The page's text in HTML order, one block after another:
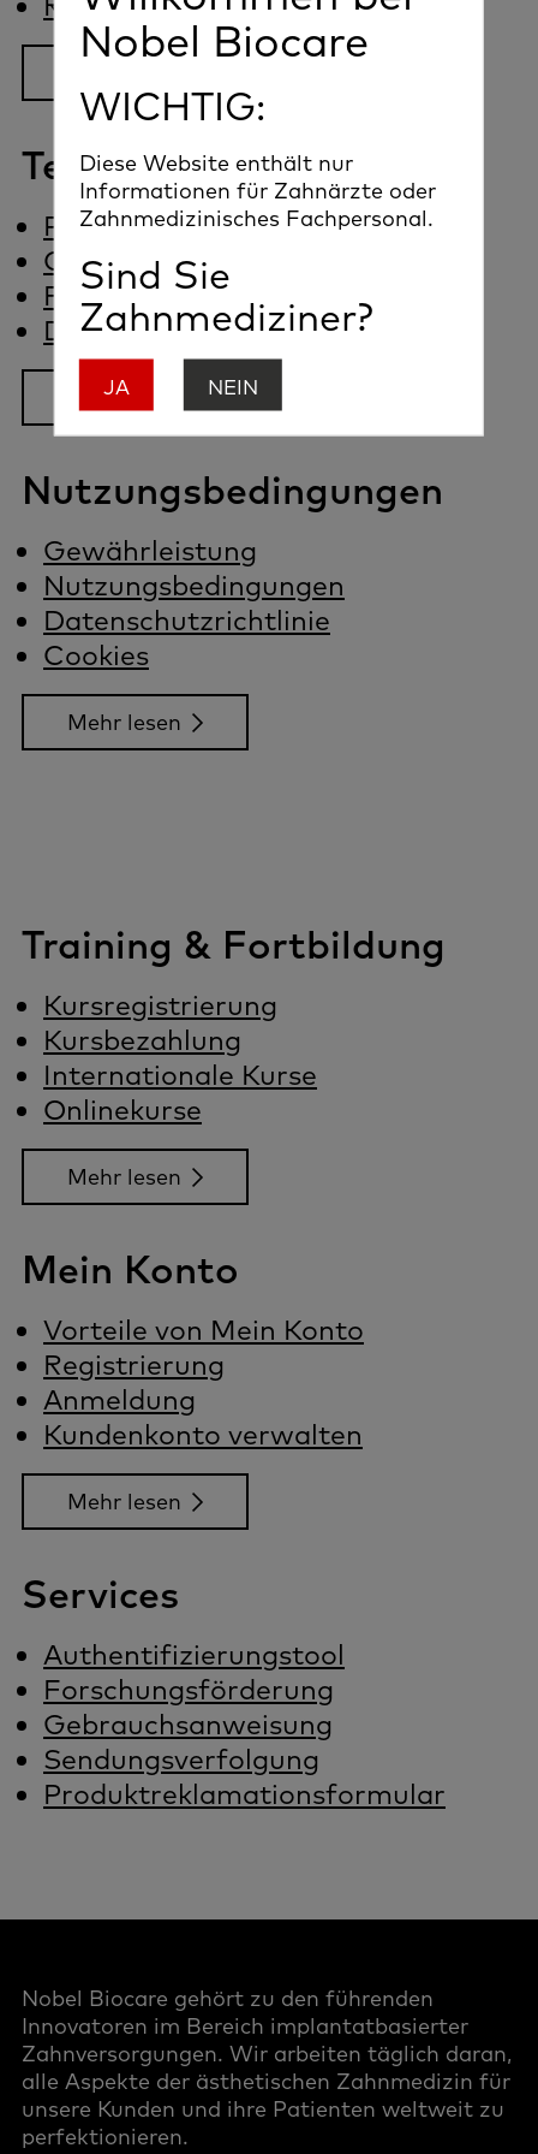
Technischer Support
Prothetische Fragen
Chirurgische Fragen
Fragen zur Software
DTX Studio™ Implant Software
Mehr lesen
Nutzungsbedingungen
Gewährleistung
Nutzungsbedingungen
Datenschutzrichtlinie
Cookies
Mehr lesen
Training & Fortbildung
Kursregistrierung
Kursbezahlung
Internationale Kurse
Onlinekurse
Mehr lesen
Mein Konto
Vorteile von Mein Konto
Registrierung
Anmeldung
Kundenkonto verwalten
Mehr lesen
Services
Authentifizierungstool
Forschungsförderung
Gebrauchsanweisung
Sendungsverfolgung
Produktreklamationsformular
Nobel Biocare
WICHTIG:
Diese Website enthält nur
Informationen für Zahnärzte oder
Zahnmedizinisches Fachpersonal.
Sind Sie
Zahnmediziner?
JA NEIN
Nobel Biocare gehört zu den führenden
Innovatoren im Bereich implantatbasierter
Zahnversorgungen. Wir arbeiten täglich daran,
alle Aspekte der ästhetischen Zahnmedizin für
unsere Kunden und ihre Patienten weltweit zu
perfektionieren.